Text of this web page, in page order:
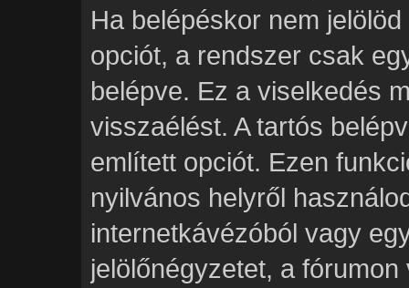
Ha belépéskor nem
opciót, a rendszer csak
belépve. Ez a viselkedés
visszaélést. A tartós
említett opciót. Ezen
nyilvános helyről
internetkávézóból vagy
jelölőnégyzetet, a